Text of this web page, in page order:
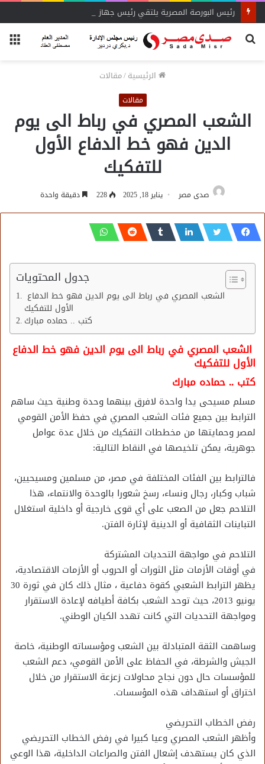
رئيس البورصة المصرية يلتقي رئيس جهاز التمثيل التجاري
بحث
الرئيسية/مقالات
مقالات
الشعب المصري في رباط الى يوم
الدين فهو خط الدفاع الأول
للتفكيك
صدى مصر يناير 18, 2025 228 دقيقة واحدة
جدول المحتويات
الأول للتفكيك
كتب .. حماده مبارك
الشعب المصري في رباط الى يوم الدين فهو خط الدفاع
الأول للتفكيك
كتب .. حماده مبارك
مسلم مسيحى يدا واحدة لافرق بينهما وحدة وطنية حيث ساهم
الترابط بين جميع فئات الشعب المصري في حفظ الأمن القومي
لمصر وحمايتها من مخططات التفكيك من خلال عدة عوامل
جوهرية، يمكن تلخيصها في النقاط التالية:
فالترابط بين الفئات المختلفة في مصر، من مسلمين ومسيحيين،
شباب وكبار، رجال ونساء، رسخ شعورا بالوحدة والانتماء، هذا
التلاحم جعل من الصعب على أي قوى خارجية أو داخلية استغلال
التباينات الثقافية أو الدينية لإثارة الفتن.
التلاحم في مواجهة التحديات المشتركة
في أوقات الأزمات مثل الثورات أو الحروب أو الأزمات الاقتصادية،
يظهر الترابط الشعبي كقوة دفاعية ، مثال ذلك كان في ثورة 30
يونيو 2013، حيث توحد الشعب بكافة أطيافه لإعادة الاستقرار
ومواجهة التحديات التي كانت تهدد الكيان الوطني.
وساهمت الثقة المتبادلة بين الشعب ومؤسساته الوطنية، خاصة
الجيش والشرطة، في الحفاظ على الأمن القومي، دعم الشعب
للمؤسسات حال دون نجاح محاولات زعزعة الاستقرار من خلال
اختراق أو استهداف هذه المؤسسات.
رفض الخطاب التحريضي
وأظهر الشعب المصري وعيا كبيرا في رفض الخطاب التحريضي
الذي كان يستهدف إشعال الفتن والصراعات الداخلية، هذا الوعي